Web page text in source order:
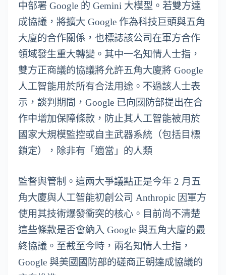
中部署 Google 的 Gemini 大模型。若雙方達
成協議，將擴大 Google 作為科技巨頭與五角
大廈的合作關係，也標誌該公司在軍方合作
領域發生重大轉變。其中一名知情人士指，
雙方正商議的協議將允許五角大廈將 Google
人工智能用於所有合法用途。不過該人士表
示，談判期間，Google 已向國防部提出在合
作中增加保障條款，防止其人工智能被用於
國家大規模監控或自主武器系統（包括目標
鎖定），除非有「適當」的人類
監督與管制。這兩大爭議點正是今年 2 月五
角大廈與人工智能初創公司 Anthropic 因軍方
使用其技術爆發衝突的核心。目前尚不清楚
這些條款是否會納入 Google 與五角大廈的最
終協議。至截至今時，兩名知情人士指，
Google 與美國國防部的磋商正朝達成協議的